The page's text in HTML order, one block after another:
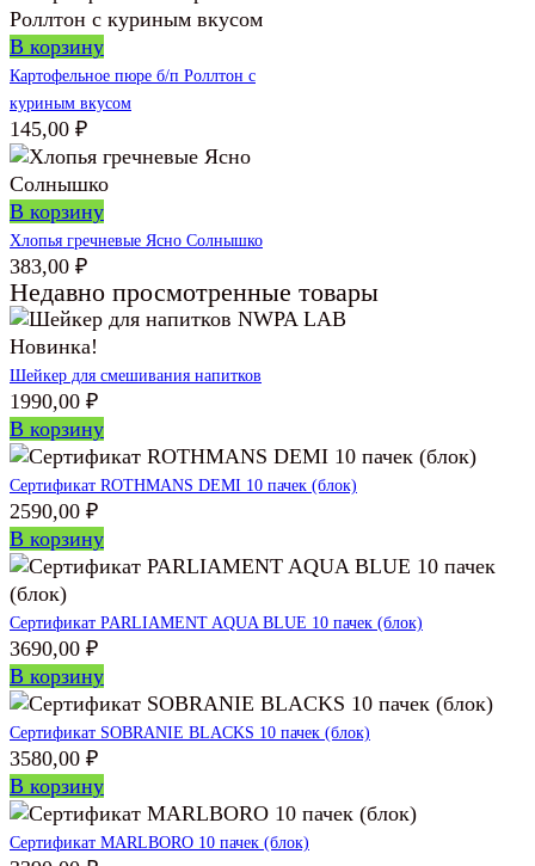
В корзину
Картофельное пюре б/п Роллтон с
куриным вкусом
145,00 ₽
В корзину
Хлопья гречневые Ясно Солнышко
383,00 ₽
Недавно просмотренные товары
Новинка!
Шейкер для смешивания напитков
1990,00 ₽
В корзину
Сертификат ROTHMANS DEMI 10 пачек (блок)
2590,00 ₽
В корзину
Сертификат PARLIAMENT AQUA BLUE 10 пачек (блок)
3690,00 ₽
В корзину
Сертификат SOBRANIE BLACKS 10 пачек (блок)
3580,00 ₽
В корзину
Сертификат MARLBORO 10 пачек (блок)